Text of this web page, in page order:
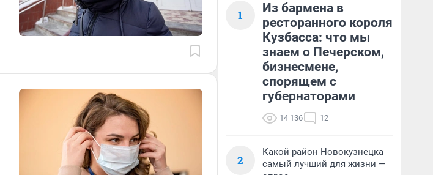
1
Из бармена в
ресторанного короля
Кузбасса: что мы
знаем о Печерском,
бизнесмене,
спорящем с
губернаторами
14 136 12
2
Какой район Новокузнецка
самый лучший для жизни —